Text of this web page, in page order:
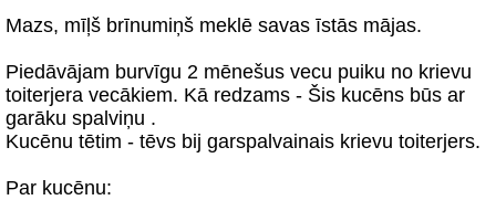
Mazs, mīļš brīnumiņš meklē savas īstās mājas.
Piedāvājam burvīgu 2 mēnešus vecu puiku no krievu
toiterjera vecākiem. Kā redzams - Šis kucēns būs ar
garāku spalviņu .
Kucēnu tētim - tēvs bij garspalvainais krievu toiterjers.
Par kucēnu: